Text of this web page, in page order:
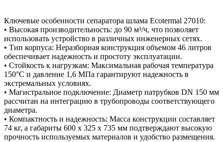
Ключевые особенности сепаратора шлама Ecotermal 27010:
• Высокая производительность: до 90 м³/ч, что позволяет
использовать устройство в различных инженерных сетях.
• Тип корпуса: Неразборная конструкция объемом 46 литров
обеспечивает надежность и простоту эксплуатации.
• Стойкость к нагрузкам: Максимальная рабочая температура
150°C и давление 1,6 МПа гарантируют надежность в
экстремальных условиях.
• Магистральное подключение: Диаметр патрубков DN 150 мм
рассчитан на интеграцию в трубопроводы соответствующего
диаметра.
• Компактность и надежность: Масса конструкции составляет
74 кг, а габариты 600 x 325 x 735 мм подтверждают высокую
прочность используемых материалов и удобство размещения.